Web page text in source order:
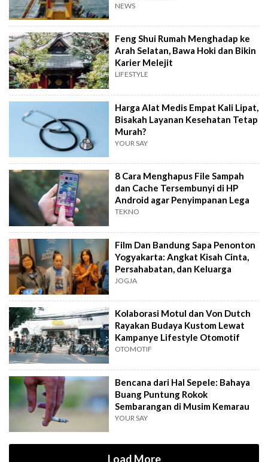
NEWS
Feng Shui Rumah Menghadap ke
Arah Selatan, Bawa Hoki dan Bikin
Karier Melejit
LIFESTYLE
Harga Alat Medis Empat Kali Lipat,
Bisakah Layanan Kesehatan Tetap
Murah?
YOUR SAY
8 Cara Menghapus File Sampah
dan Cache Tersembunyi di HP
Android agar Penyimpanan Lega
TEKNO
Film Dan Bandung Sapa Penonton
Yogyakarta: Angkat Kisah Cinta,
Persahabatan, dan Keluarga
JOGJA
Kolaborasi Motul dan Von Dutch
Rayakan Budaya Kustom Lewat
Kampanye Lifestyle Otomotif
OTOMOTIF
Bencana dari Hal Sepele: Bahaya
Buang Puntung Rokok
Sembarangan di Musim Kemarau
YOUR SAY
Load More